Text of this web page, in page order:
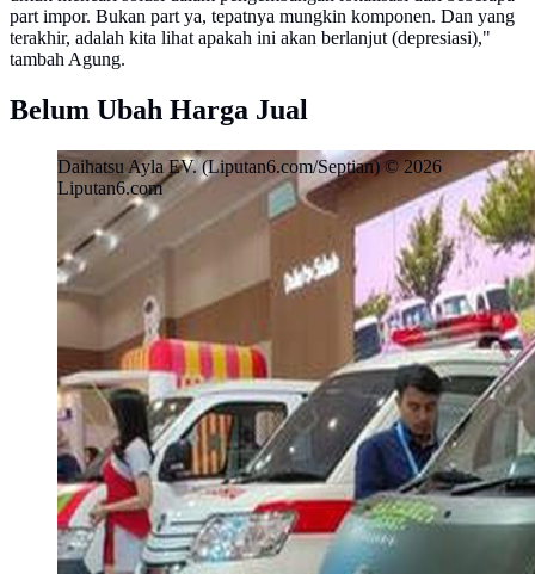
part impor. Bukan part ya, tepatnya mungkin komponen. Dan yang
terakhir, adalah kita lihat apakah ini akan berlanjut (depresiasi),"
tambah Agung.
Belum Ubah Harga Jual
Daihatsu Ayla EV. (Liputan6.com/Septian) © 2026
Liputan6.com